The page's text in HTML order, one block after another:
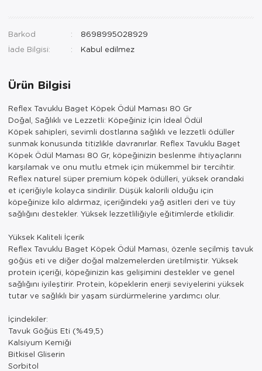
Barkod
8698995028929
İade Bilgisi:
Ürün Bilgisi
Reflex Tavuklu Baget Köpek Ödül Maması 80 Gr
Doğal, Sağlıklı ve Lezzetli: Köpeğiniz İçin İdeal Ödül
Köpek sahipleri, sevimli dostlarına sağlıklı ve lezzetli ödüller
sunmak konusunda titizlikle davranırlar. Reflex Tavuklu Baget
Köpek Ödül Maması 80 Gr, köpeğinizin beslenme ihtiyaçlarını
karşılamak ve onu mutlu etmek için mükemmel bir tercihtir.
Reflex naturel süper premium köpek ödülleri, yüksek orandaki
et içeriğiyle kolayca sindirilir. Düşük kalorili olduğu için
köpeğinize kilo aldırmaz, içeriğindeki yağ asitleri deri ve tüy
sağlığını destekler. Yüksek lezzetliliğiyle eğitimlerde etkilidir.
Yüksek Kaliteli İçerik
Reflex Tavuklu Baget Köpek Ödül Maması, özenle seçilmiş tavuk
göğüs eti ve diğer doğal malzemelerden üretilmiştir. Yüksek
protein içeriği, köpeğinizin kas gelişimini destekler ve genel
sağlığını iyileştirir. Protein, köpeklerin enerji seviyelerini yüksek
tutar ve sağlıklı bir yaşam sürdürmelerine yardımcı olur.
İçindekiler:
Tavuk Göğüs Eti (%49,5)
Kalsiyum Kemiği
Bitkisel Gliserin
Sorbitol